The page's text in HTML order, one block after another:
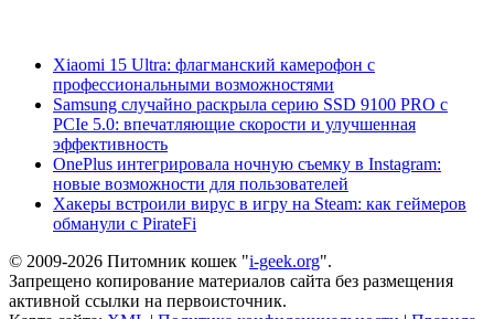
Xiaomi 15 Ultra: флагманский камерофон с
профессиональными возможностями
Samsung случайно раскрыла серию SSD 9100 PRO с
PCIe 5.0: впечатляющие скорости и улучшенная
эффективность
OnePlus интегрировала ночную съемку в Instagram:
новые возможности для пользователей
Хакеры встроили вирус в игру на Steam: как геймеров
обманули с PirateFi
© 2009-2026 Питомник кошек "i-geek.org".
Запрещено копирование материалов сайта без размещения
активной ссылки на первоисточник.